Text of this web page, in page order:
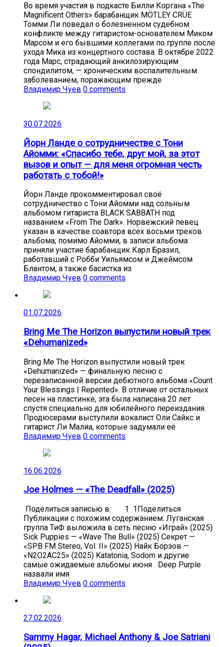
Во время участия в подкасте Билли Коргана «The
Magnificent Others» барабанщик MÖTLEY CRÜE
Томми Ли поведал о болезненном судебном
конфликте между гитаристом-основателем Миком
Марсом и его бывшими коллегами по группе после
ухода Мика из концертного состава. В октябре 2022
года Марс, страдающий анкилозирующим
спондилитом, — хроническим воспалительным
заболеванием, поражающим прежде
Владимир Чуев 0 comments
30.07.2026
Йорн Ланде о сотрудничестве с Тони
Айомми: «Спасибо тебе, друг мой, за этот
вызов и опыт — для меня огромная честь
работать с тобой!»
Йорн Ланде прокомментировал своё
сотрудничество с Тони Айомми над сольным
альбомом гитариста BLACK SABBATH под
названием «From The Dark». Норвежский певец
указан в качестве соавтора всех восьми треков
альбома; помимо Айомми, в записи альбома
приняли участие барабанщик Карл Бразил,
работавший с Робби Уильямсом и Джеймсом
Блантом, а также басистка из
Владимир Чуев 0 comments
01.07.2026
Bring Me The Horizon выпустили новый трек
«Dehumanized»
Bring Me The Horizon выпустили новый трек
«Dehumanized» — финальную песню с
перезаписанной версии дебютного альбома «Count
Your Blessings | Repented». В отличие от остальных
песен на пластинке, эта была написана 20 лет
спустя специально для юбилейного переиздания.
Продюсерами выступили вокалист Оли Сайкс и
гитарист Ли Малиа, которые задумали её
Владимир Чуев 0 comments
16.06.2026
Joe Holmes — «The Deadfall» (2025)
Поделиться записью в: 1 1Поделиться
Публикации с похожим содержанием: Луганская
группа ТиФ выложила в сеть песню «Играй» (2025)
Sick Puppies — «Wave The Bull» (2025) Секрет —
«SPB FM Stereo, Vol. II» (2025) Найк Борзов —
«N2O2AC25» (2025) Katatonia, Sodom и другие
самые ожидаемые альбомы июня Deep Purple
назвали имя
Владимир Чуев 0 comments
27.02.2026
Sammy Hagar, Michael Anthony & Joe Satriani